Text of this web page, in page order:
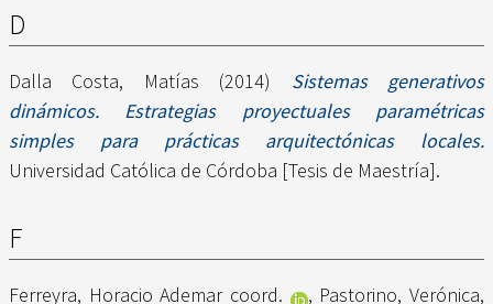
D
Dalla Costa, Matías (2014) Sistemas generativos
dinámicos. Estrategias proyectuales paramétricas
simples para prácticas arquitectónicas locales.
Universidad Católica de Córdoba [Tesis de Maestría].
F
Ferreyra, Horacio Ademar coord. , Pastorino, Verónica,